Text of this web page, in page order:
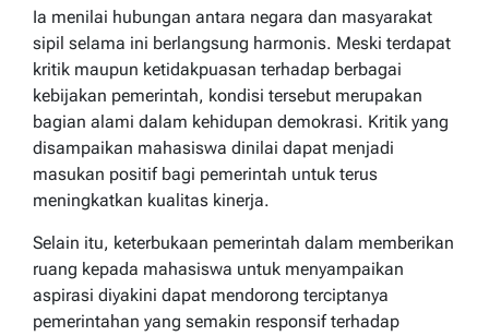
Ia menilai hubungan antara negara dan masyarakat
sipil selama ini berlangsung harmonis. Meski terdapat
kritik maupun ketidakpuasan terhadap berbagai
kebijakan pemerintah, kondisi tersebut merupakan
bagian alami dalam kehidupan demokrasi. Kritik yang
disampaikan mahasiswa dinilai dapat menjadi
masukan positif bagi pemerintah untuk terus
meningkatkan kualitas kinerja.
Selain itu, keterbukaan pemerintah dalam memberikan
ruang kepada mahasiswa untuk menyampaikan
aspirasi diyakini dapat mendorong terciptanya
pemerintahan yang semakin responsif terhadap